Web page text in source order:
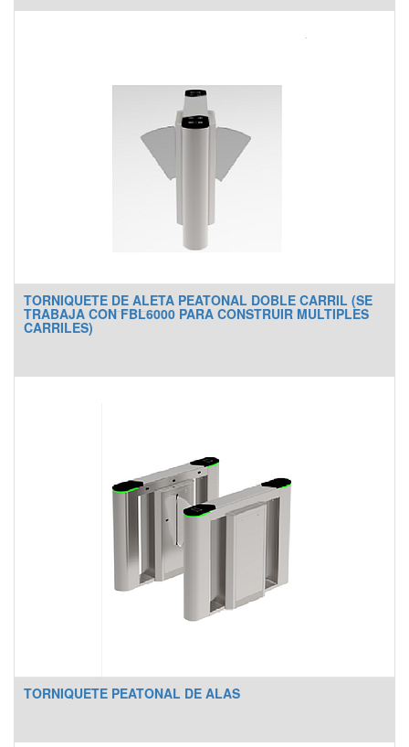
TORNIQUETE DE ALETA PEATONAL DOBLE CARRIL (SE
TRABAJA CON FBL6000 PARA CONSTRUIR MULTIPLES
CARRILES)
TORNIQUETE PEATONAL DE ALAS